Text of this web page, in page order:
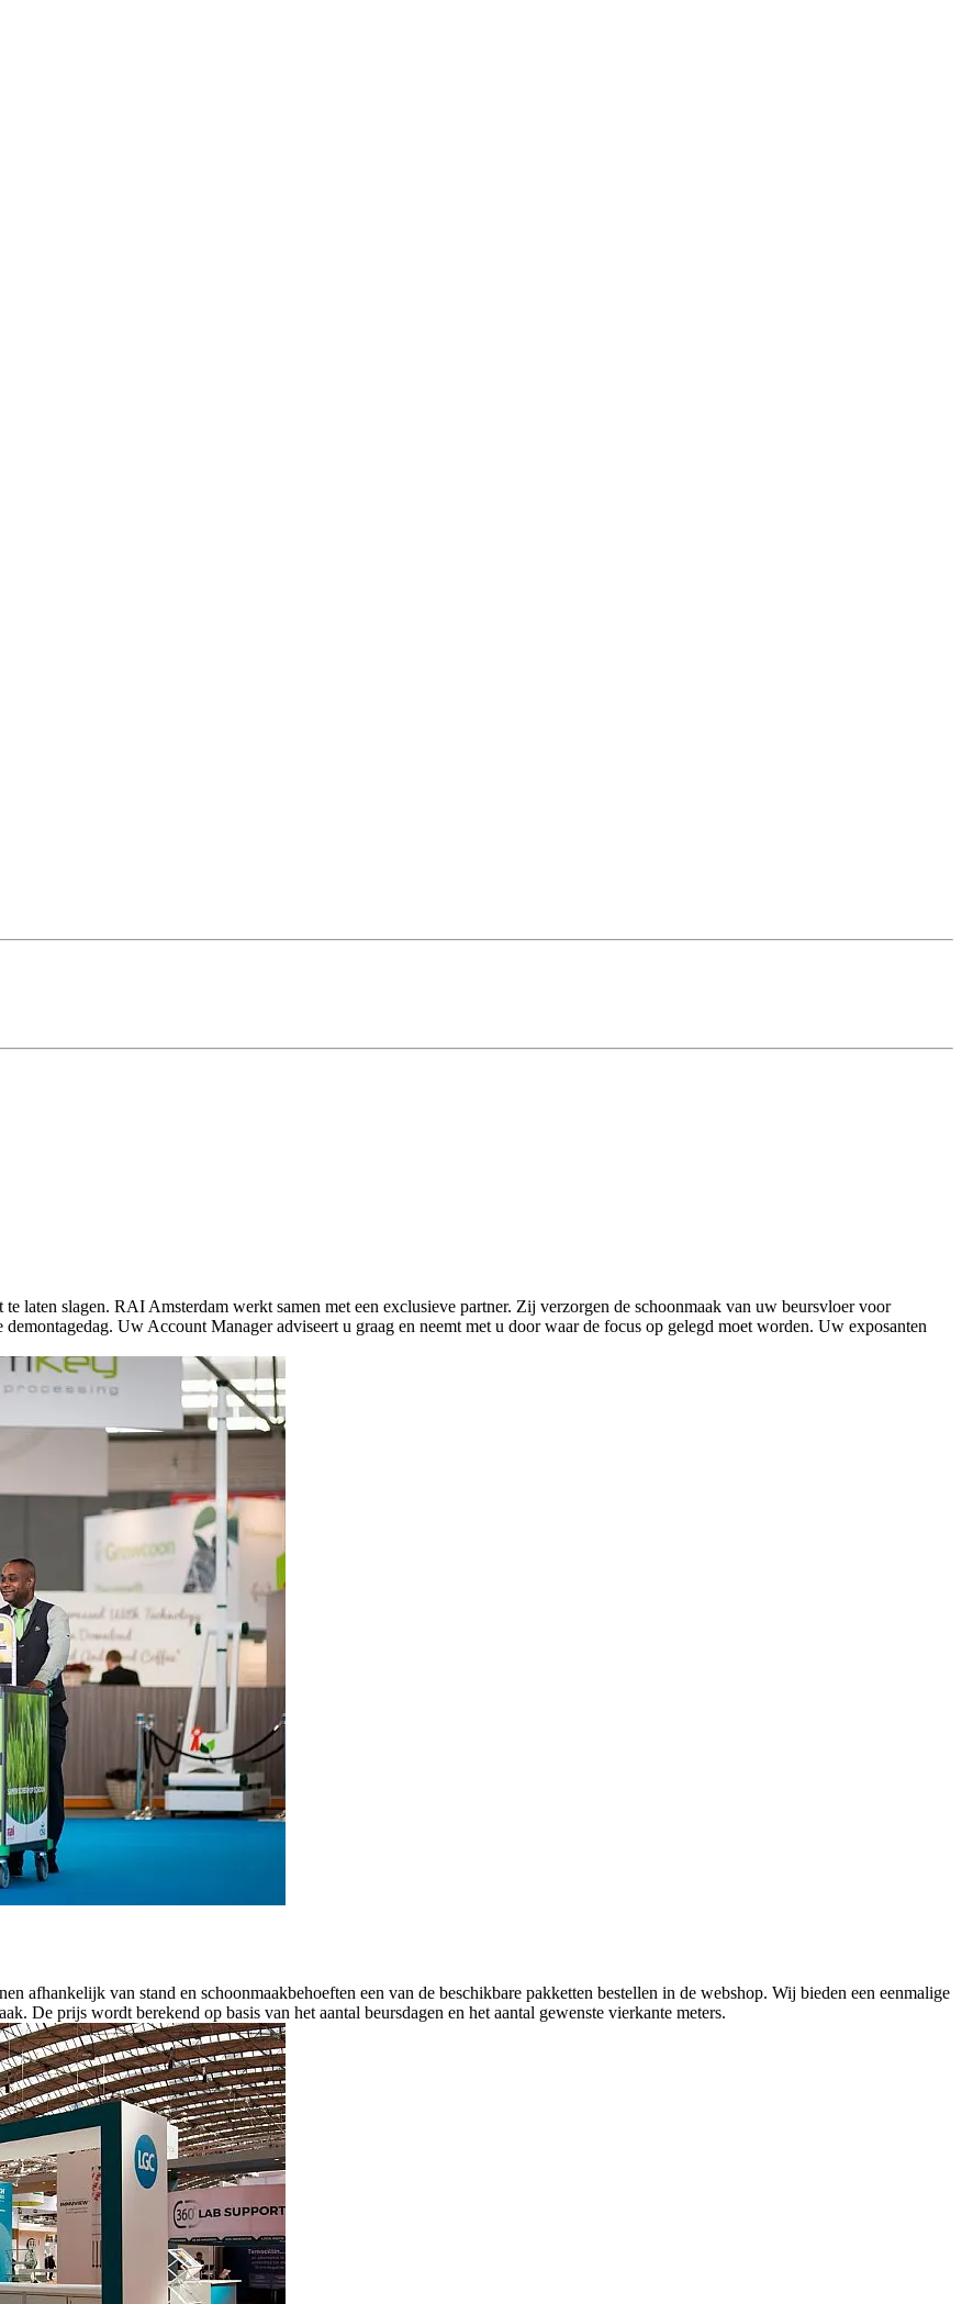
laten slagen. RAI Amsterdam werkt samen met een exclusieve partner. Zij verzorgen de schoonmaak van uw beursvloer voor
Uw Account Manager adviseert u graag en neemt met u door waar de focus op gelegd moet worden. Uw exposanten
afhankelijk van stand en schoonmaakbehoeften een van de beschikbare pakketten bestellen in de webshop. Wij bieden een eenmalige
De prijs wordt berekend op basis van het aantal beursdagen en het aantal gewenste vierkante meters.